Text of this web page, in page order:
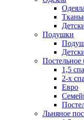
Подушки
Постельное
1,5
2-х
Евро
Льняное